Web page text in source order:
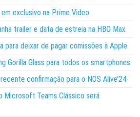
exclusivo na Prime Video
trailer e data de estreia na HBO Max
para deixar de pagar comissões à Apple
Gorilla Glass para todos os smartphones
confirmação para o NOS Alive’24
Microsoft Teams Clássico será